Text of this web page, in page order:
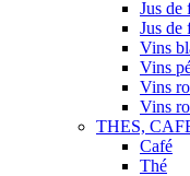
Jus de
Jus de
Vins
Vins
Vins
Vins
THES,
Café
Thé